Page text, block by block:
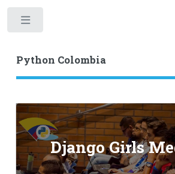
Python Colombia
Django Girls